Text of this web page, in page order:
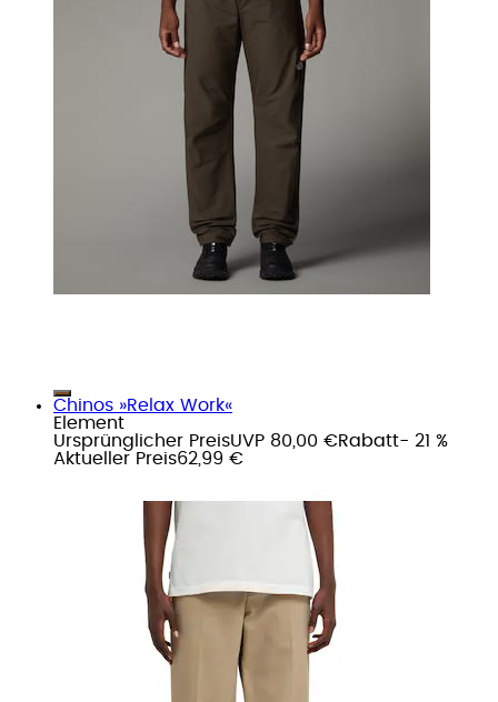
Chinos »Relax Work«
Element
Ursprünglicher PreisUVP 80,00 €Rabatt- 21 %
Aktueller Preis62,99 €